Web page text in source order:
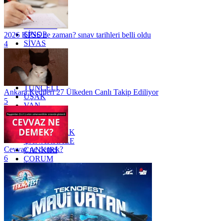
RİZE
SAKARYA
SAMSUN
SİNOP
SİVAS
SİİRT
TEKİRDAĞ
TOKAT
TRABZON
TUNCELİ
UŞAK
VAN
YALOVA
YOZGAT
ZONGULDAK
ÇANAKKALE
ÇANKIRI
ÇORUM
İSTANBUL
İZMİR
ŞANLIURFA
ŞIRNAK
2026 KPSS ne zaman? sınav tarihleri belli oldu
4
Ankara Kedileri 27 Ülkeden Canlı Takip Ediliyor
5
Cevvaz ne demek?
6